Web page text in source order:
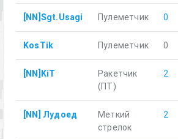
[NN]Sgt.Usagi Пулеметчик 0
KosTik Пулеметчик 0
[NN]KiT
Ракетчик
(ПТ)
2
[NN] Лудоед
Меткий
стрелок
2